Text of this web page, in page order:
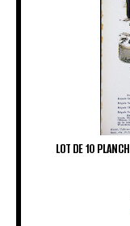
LOT DE 10